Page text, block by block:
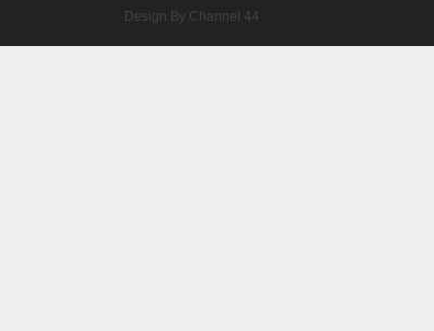
Design By Channel 44